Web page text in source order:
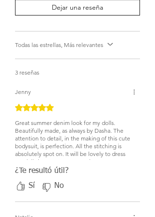
Dejar una reseña
Todas las estrellas, Más relevantes
3 reseñas
Jenny
Obtuvo 5 de 5 estrellas.
Great summer denim look for my dolls.
Beautifully made, as always by Dasha. The
attention to detail, in the making of this cute
bodysuit, is perfection. All the stitching is
absolutely spot on. It will be lovely to dress
my dolls in, once summer arrives!
¿Te resultó útil?
Sí
No